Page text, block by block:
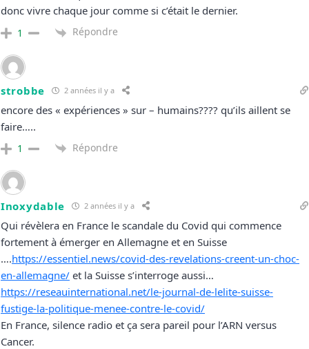
donc vivre chaque jour comme si c’était le dernier.
1 Répondre
strobbe 2 années il y a
encore des « expériences » sur – humains???? qu’ils aillent se
faire…..
1 Répondre
Inoxydable 2 années il y a
Qui révèlera en France le scandale du Covid qui commence
fortement à émerger en Allemagne et en Suisse
….https://essentiel.news/covid-des-revelations-creent-un-choc-
en-allemagne/ et la Suisse s’interroge aussi…
https://reseauinternational.net/le-journal-de-lelite-suisse-
fustige-la-politique-menee-contre-le-covid/
En France, silence radio et ça sera pareil pour l’ARN versus
Cancer.